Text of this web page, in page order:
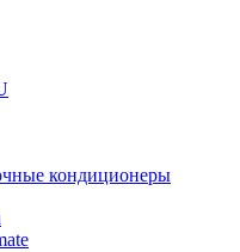
кондиционеры